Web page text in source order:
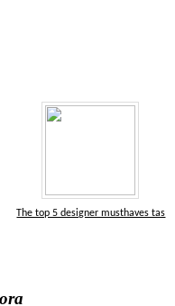
The top 5 designer musthaves tas